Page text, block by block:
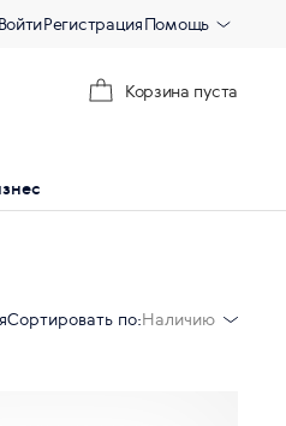
ВойтиРегистрацияПомощь
Корзина пуста
Сортировать по:Наличию